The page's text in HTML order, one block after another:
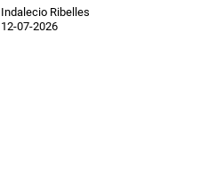
Indalecio Ribelles
12-07-2026